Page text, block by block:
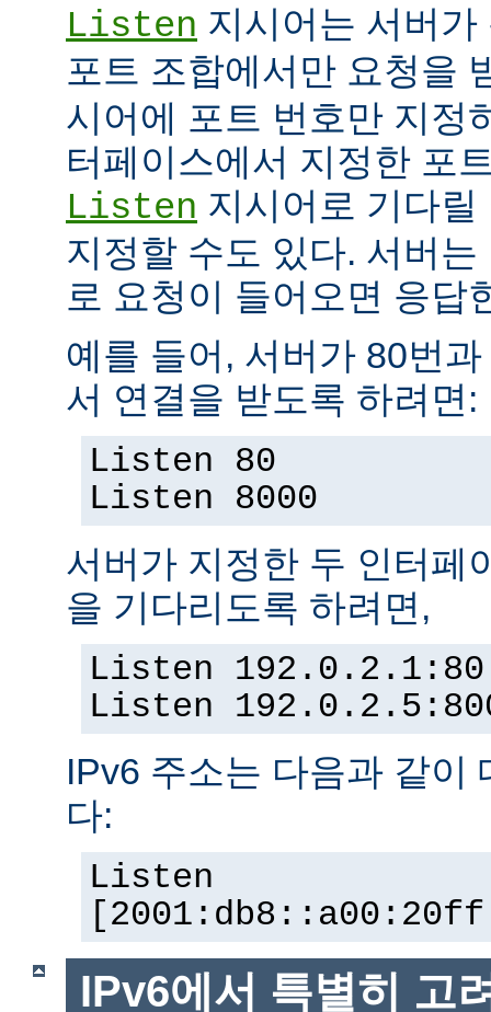
Listen 지시어는 서버
포트 조합에서만 요청을
시어에 포트 번호만 지정
터페이스에서 지정한 포
Listen 지시어로 기다
지정할 수도 있다. 서버
로 요청이 들어오면 응답
예를 들어, 서버가 80번
서 연결을 받도록 하려면:
Listen 80
Listen 8000
서버가 지정한 두 인터페
을 기다리도록 하려면,
Listen 192.0.2.1:80
Listen
IPv6 주소는 다음과 같이
다:
Listen
IPv6에서 특별히 고